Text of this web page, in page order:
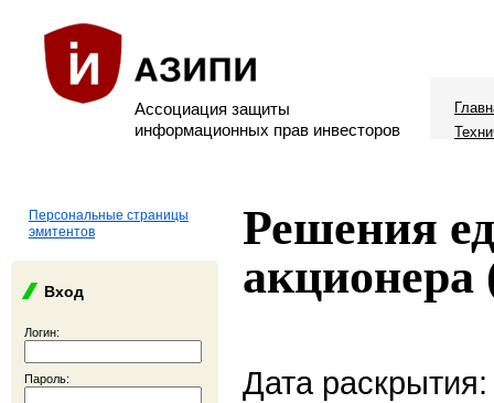
Ассоциация защиты
информационных прав инвесторов
Персональные страницы
эмитентов
Вход
Логин:
Пароль:
Решения
акционера
Дата